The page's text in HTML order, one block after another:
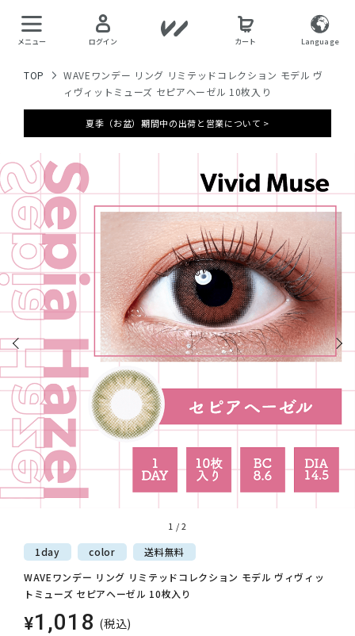
メニュー ログイン カート Language
TOP
WAVEワンデー リング リミテッドコレクション モデル ヴ
ィヴィットミューズ セピアヘーゼル 10枚入り
夏季（お盆）期間中の出荷と営業について >
1 /2
1day color 送料無料
WAVEワンデー リング リミテッドコレクション モデル ヴィヴィッ
トミューズ セピアヘーゼル 10枚入り
¥1,018 (税込)